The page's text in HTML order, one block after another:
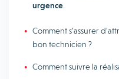
urgence
Comment s’assurer
bon technicien ?
Comment suivre la